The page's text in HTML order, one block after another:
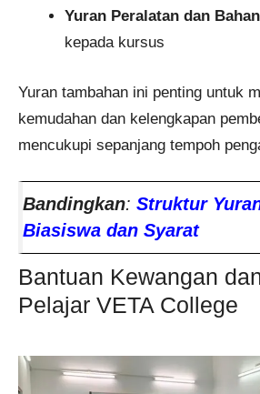
Yuran Peralatan dan Bahan
kepada kursus
Yuran tambahan ini penting untuk
kemudahan dan kelengkapan
mencukupi sepanjang tempoh
Bandingkan: Struktur
Biasiswa dan Syarat
Bantuan Kewangan
Pelajar VETA College